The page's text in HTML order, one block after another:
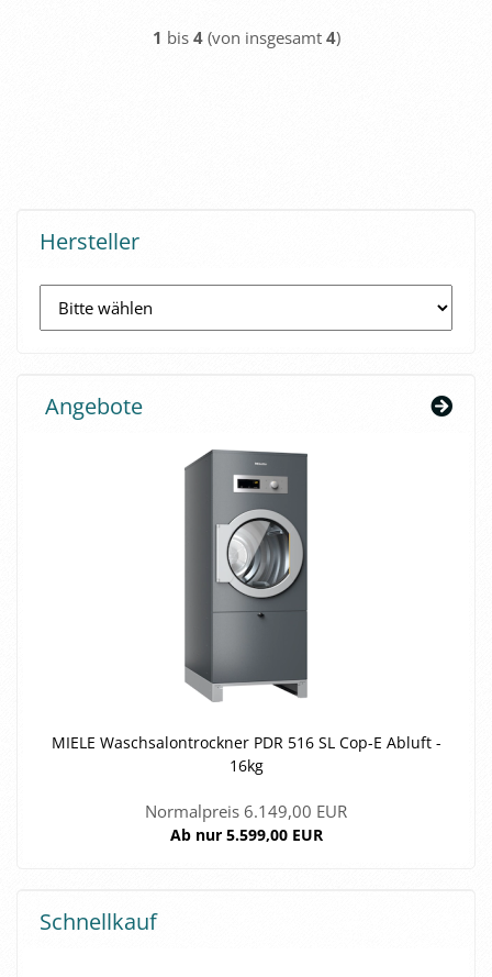
1 bis 4(von insgesamt 4)
Hersteller
Angebote
MIELE Wasch­sa­l­on­trock­ner PDR 516 SL Cop-E Ab­luft -
16kg
Normalpreis 6.149,00 EUR
Ab nur 5.599,00 EUR
Schnellkauf